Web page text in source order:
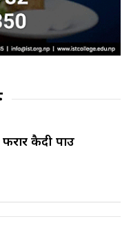
कैदी पक्राउ